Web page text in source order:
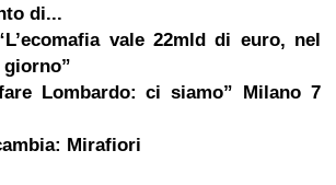
di...
vale 22mld di euro, nel
giorno”
Lombardo: ci siamo” Milano 7
Mirafiori